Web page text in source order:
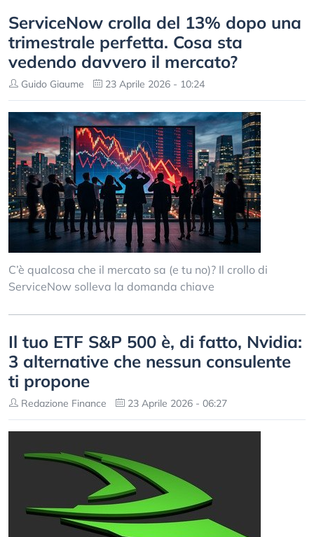
ServiceNow crolla del 13% dopo una
trimestrale perfetta. Cosa sta
vedendo davvero il mercato?
Guido Giaume 23 Aprile 2026 - 10:24
C’è qualcosa che il mercato sa (e tu no)? Il crollo di
ServiceNow solleva la domanda chiave
Il tuo ETF S&P 500 è, di fatto, Nvidia:
3 alternative che nessun consulente
ti propone
Redazione Finance 23 Aprile 2026 - 06:27